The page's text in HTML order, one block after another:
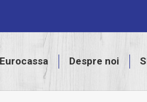
Eurocassa Despre noi
Despre noi